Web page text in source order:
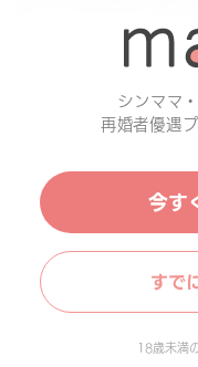
シンママ
再婚者優遇
今す
すで
18歳未満